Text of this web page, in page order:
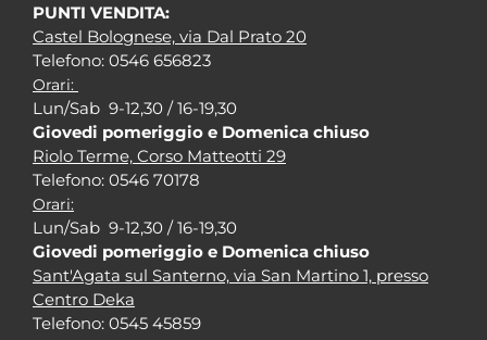
PUNTI VENDITA:
Castel Bolognese, via Dal Prato 20
Telefono: 0546 656823
Orari:
Lun/Sab 9-12,30 / 16-19,30
Giovedi pomeriggio e Domenica chiuso
Riolo Terme, Corso Matteotti 29
Telefono: 0546 70178
Orari:
Lun/Sab 9-12,30 / 16-19,30
Giovedi pomeriggio e Domenica chiuso
Sant'Agata sul Santerno, via San Martino 1, presso
Centro Deka
Telefono: 0545 45859